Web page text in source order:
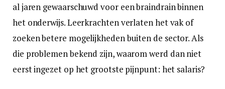
al jaren gewaarschuwd voor een braindrain binnen
het onderwijs. Leerkrachten verlaten het vak of
zoeken betere mogelijkheden buiten de sector. Als
die problemen bekend zijn, waarom werd dan niet
eerst ingezet op het grootste pijnpunt: het salaris?